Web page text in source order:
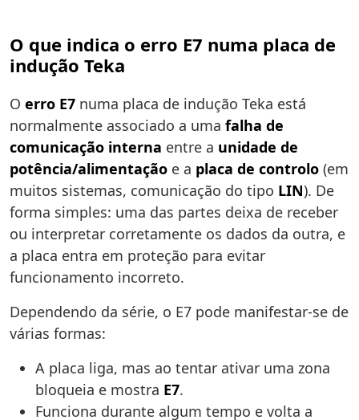
O que indica o erro E7 numa placa de
indução Teka
O erro E7 numa placa de indução Teka está
normalmente associado a uma falha de
comunicação interna entre a unidade de
potência/alimentação e a placa de controlo (em
muitos sistemas, comunicação do tipo LIN). De
forma simples: uma das partes deixa de receber
ou interpretar corretamente os dados da outra, e
a placa entra em proteção para evitar
funcionamento incorreto.
Dependendo da série, o E7 pode manifestar-se de
várias formas:
A placa liga, mas ao tentar ativar uma zona
bloqueia e mostra E7.
Funciona durante algum tempo e volta a